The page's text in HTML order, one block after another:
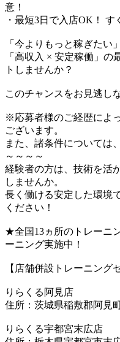
意！
・最短3日で入店OK！ す
「今よりもっと稼ぎたい
「高収入 × 安定稼働」
トしませんか？
このチャンスをお見逃し
※応募者様のご経歴によ
ございます。
また、諸条件については
～～～～
経験者の方は、技術を活
しませんか。
長く働ける安定した環境
ください！
★全国13ヵ所のトレーニ
ーニング実施中！
【店舗併設トレーニング
りらくる阿見店
住所：茨城県稲敷郡阿見
りらくる宇都宮末広店